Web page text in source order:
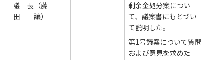
議 長（藤
田 讓）
剰余金処分案につい
て、議案書にもとづい
て説明した。
第1号議案について質問
および意見を求めた